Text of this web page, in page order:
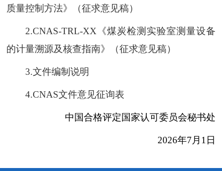
质量控制方法》（征求意见稿）
2.CNAS-TRL-XX《煤炭检测实验室测量设备
的计量溯源及核查指南》（征求意见稿）
3.文件编制说明
4.CNAS文件意见征询表
中国合格评定国家认可委员会秘书处
2026年7月1日